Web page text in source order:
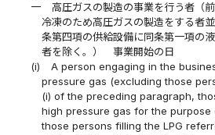
一
高圧ガスの製造の事業を行う者（
冷凍のため高圧ガスの製造をする者
条第四項の供給設備に同条第一項の
者を除く。） 事業開始の日
(i)
A person engaging in the
pressure gas (excluding those
(i) of the preceding paragraph,
high pressure gas for the
those persons filling the LPG